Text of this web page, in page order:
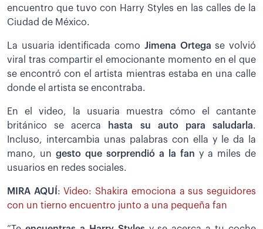
encuentro que tuvo con Harry Styles en las calles de la
Ciudad de México.
La usuaria identificada como Jimena Ortega se volvió
viral tras compartir el emocionante momento en el que
se encontró con el artista mientras estaba en una calle
donde el artista se encontraba.
En el video, la usuaria muestra cómo el cantante
británico se acerca
hasta su auto para saludarla.
Incluso, intercambia unas palabras con ella y le da la
mano, un gesto que sorprendió a la fan y a miles de
usuarios en redes sociales.
MIRA AQUÍ : Video: Shakira emociona a sus seguidores
con un tierno encuentro junto a una pequeña fan